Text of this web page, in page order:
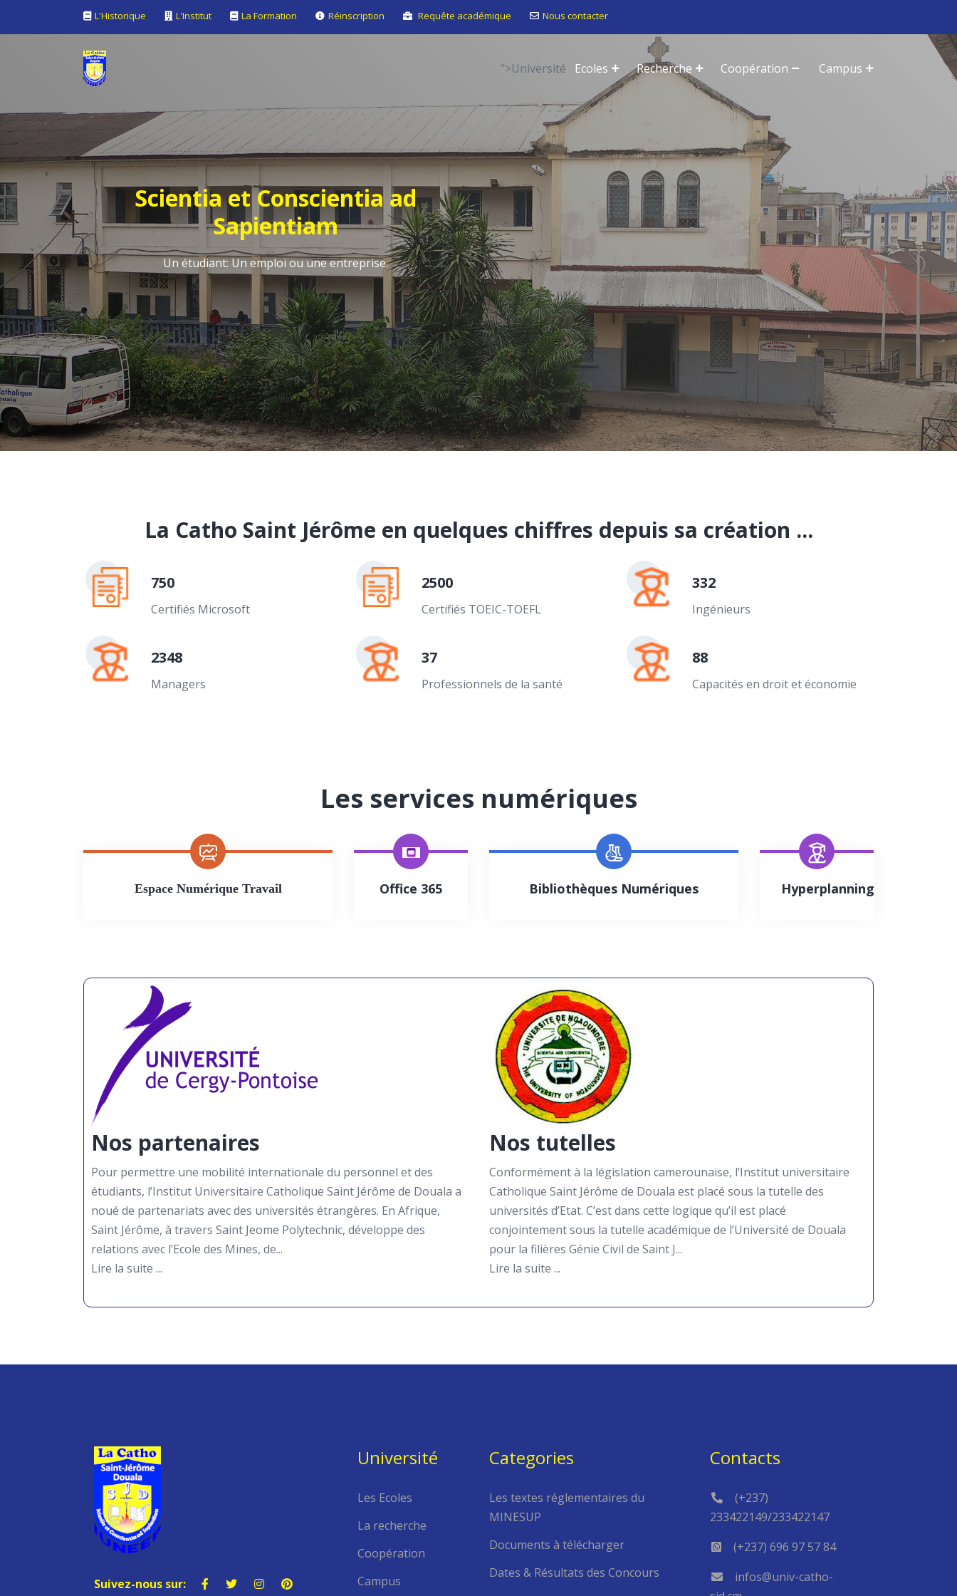
L'Historique L'Institut La Formation Réinscription Requête académique Nous contacter
">Université Ecoles Recherche Coopération Campus
Scientia et Conscientia ad
Sapientiam
Un étudiant: Un emploi ou une entreprise.
La Catho Saint Jérôme en quelques chiffres depuis sa création ...
750
Certifiés Microsoft
2500
Certifiés TOEIC-TOEFL
332
Ingénieurs
2348
Managers
37
Professionnels de la santé
88
Capacités en droit et économie
Les services numériques
Espace Numérique Travail Office 365 Bibliothèques Numériques Hyperplanning
Nos partenaires
Pour permettre une mobilité internationale du personnel et des
étudiants, l’Institut Universitaire Catholique Saint Jérôme de Douala a
noué de partenariats avec des universités étrangères. En Afrique,
Saint Jérôme, à travers Saint Jeome Polytechnic, développe des
relations avec l’Ecole des Mines, de...
Lire la suite ...
Nos tutelles
Conformément à la législation camerounaise, l’Institut universitaire
Catholique Saint Jérôme de Douala est placé sous la tutelle des
universités d’Etat. C’est dans cette logique qu’il est placé
conjointement sous la tutelle académique de l’Université de Douala
pour la filières Génie Civil de Saint J...
Lire la suite ...
Suivez-nous sur:
Université
Les Ecoles
La recherche
Coopération
Campus
Categories
Les textes réglementaires du
MINESUP
Documents à télécharger
Dates & Résultats des Concours
Contacts
(+237)
233422149/233422147
(+237) 696 97 57 84
infos@univ-catho-